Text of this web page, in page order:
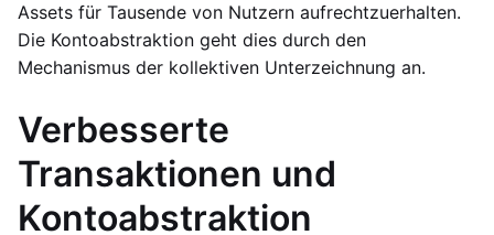
Assets für Tausende von Nutzern aufrechtzuerhalten.
Die Kontoabstraktion geht dies durch den
Mechanismus der kollektiven Unterzeichnung an.
Verbesserte
Transaktionen und
Kontoabstraktion